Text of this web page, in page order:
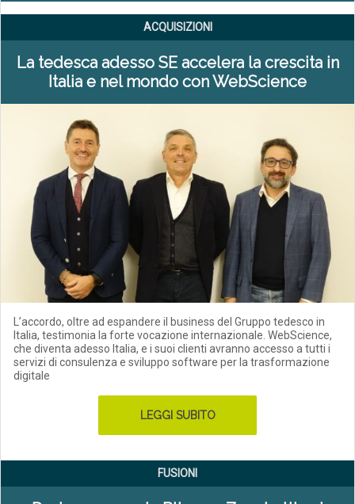
ACQUISIZIONI
La tedesca adesso SE accelera la crescita in
Italia e nel mondo con WebScience
L’accordo, oltre ad espandere il business del Gruppo tedesco in
Italia, testimonia la forte vocazione internazionale. WebScience,
che diventa adesso Italia, e i suoi clienti avranno accesso a tutti i
servizi di consulenza e sviluppo software per la trasformazione
digitale
LEGGI SUBITO
FUSIONI